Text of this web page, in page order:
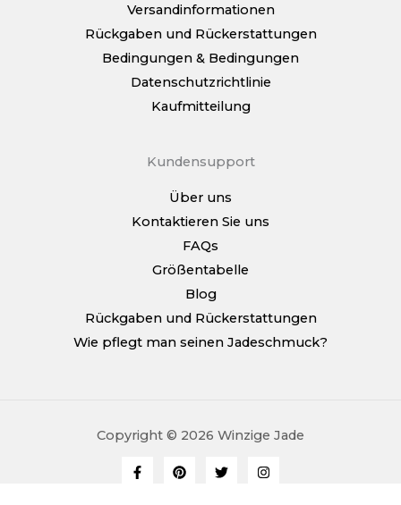
Versandinformationen
Rückgaben und Rückerstattungen
Bedingungen & Bedingungen
Datenschutzrichtlinie
Kaufmitteilung
Kundensupport
Über uns
Kontaktieren Sie uns
FAQs
Größentabelle
Blog
Rückgaben und Rückerstattungen
Wie pflegt man seinen Jadeschmuck?
Copyright © 2026 Winzige Jade